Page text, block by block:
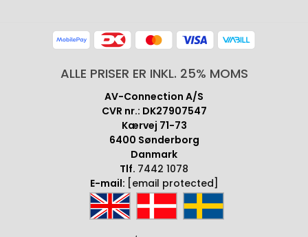
ALLE PRISER ER INKL. 25% MOMS
AV-Connection A/S
CVR nr.: DK27907547
Kærvej 71-73
6400 Sønderborg
Danmark
Tlf. 7442 1078
E-mail: [email protected]